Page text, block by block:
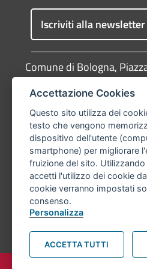
Iscriviti alla
Comune di Bologna,
P.Iva: 01232710374 -
Telefono:051203040
PEC:
Accessibilità Carta dei
© Comune di Bologna.
Accettazione Cookies
Questo sito utilizza dei
testo che vengono
dispositivo dell'utente
smartphone) per migliorare
fruizione del sito.
accetti l'utilizzo dei cookie
cookie verranno impostati
consenso.
Personalizza
ACCETTA TUTTI